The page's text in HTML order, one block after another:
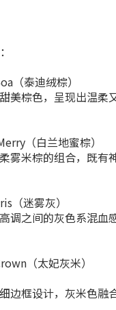
（泰迪绒棕）
美棕色，呈现出温柔
（白兰地蜜棕）
雾米棕的组合，既有
（迷雾灰）
调之间的灰色系混血
（太妃灰米）
边框设计，灰米色融